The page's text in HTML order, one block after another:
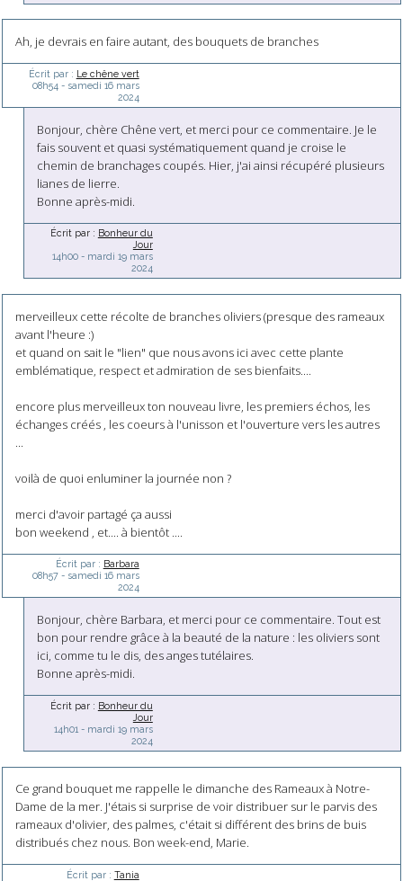
Ah, je devrais en faire autant, des bouquets de branches
Écrit par : Le chêne vert
08h54 - samedi 16 mars
2024
Bonjour, chère Chêne vert, et merci pour ce commentaire. Je le
fais souvent et quasi systématiquement quand je croise le
chemin de branchages coupés. Hier, j'ai ainsi récupéré plusieurs
lianes de lierre.
Bonne après-midi.
Écrit par : Bonheur du
Jour
14h00- mardi 19 mars
2024
merveilleux cette récolte de branches oliviers (presque des rameaux
avant l'heure :)
et quand on sait le "lien" que nous avons ici avec cette plante
emblématique, respect et admiration de ses bienfaits....
encore plus merveilleux ton nouveau livre, les premiers échos, les
échanges créés , les coeurs à l'unisson et l'ouverture vers les autres
...
voilà de quoi enluminer la journée non ?
merci d'avoir partagé ça aussi
bon weekend , et.... à bientôt ....
Écrit par : Barbara
08h57- samedi 16 mars
2024
Bonjour, chère Barbara, et merci pour ce commentaire. Tout est
bon pour rendre grâce à la beauté de la nature : les oliviers sont
ici, comme tu le dis, des anges tutélaires.
Bonne après-midi.
Écrit par : Bonheur du
Jour
14h01 - mardi 19 mars
2024
Ce grand bouquet me rappelle le dimanche des Rameaux à Notre-
Dame de la mer. J'étais si surprise de voir distribuer sur le parvis des
rameaux d'olivier, des palmes, c'était si différent des brins de buis
distribués chez nous. Bon week-end, Marie.
Écrit par : Tania